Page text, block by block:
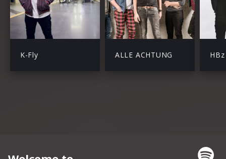
K-Fly ALLE ACHTUNG HBz